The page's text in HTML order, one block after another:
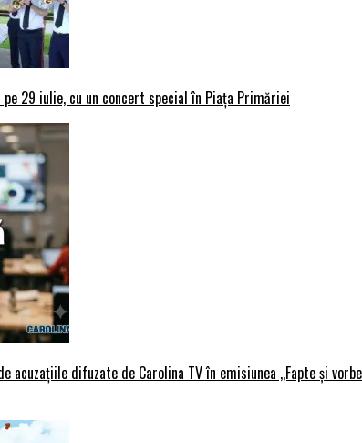
29 iulie, cu un concert special în Piața Primăriei
de acuzațiile difuzate de Carolina TV în emisiunea ,,Fapte și